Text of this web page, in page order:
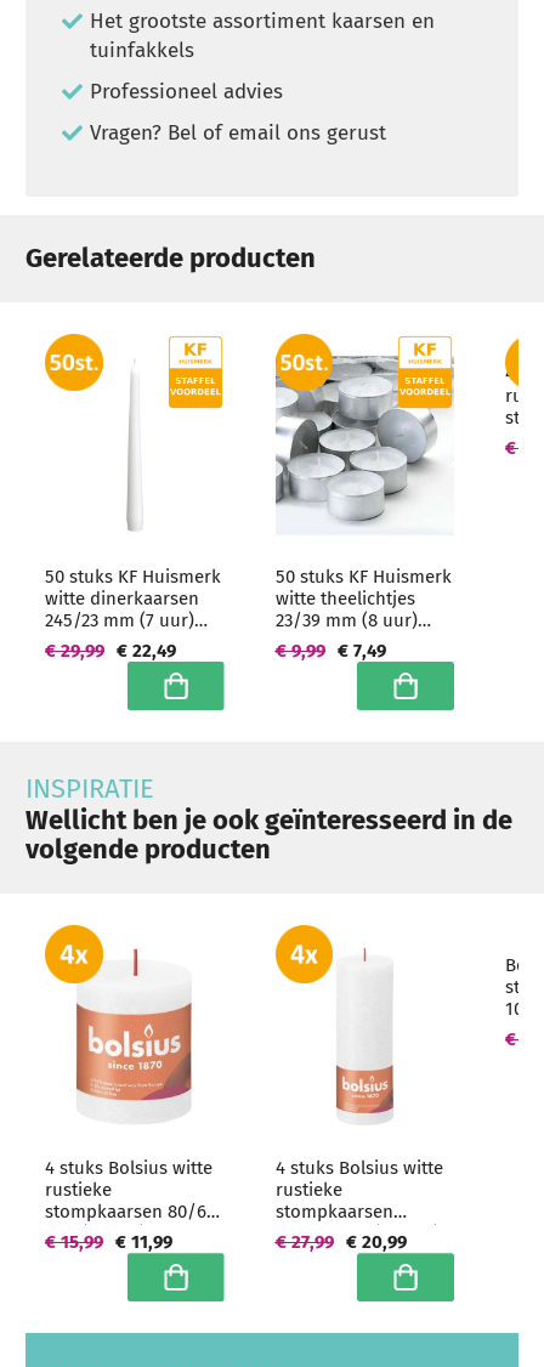
Het grootste assortiment kaarsen en
tuinfakkels
Professioneel advies
Vragen? Bel of email ons gerust
Gerelateerde producten
50 stuks KF Huismerk
witte dinerkaarsen
245/23 mm (7 uur)
Hoogwaardige
horeca kwaliteit -
grootverpakking
€ 22,49
€ 29,99
In winkelwagen
50 stuks KF Huismerk
witte theelichtjes
23/39 mm (8 uur)
Hoogwaardige
horeca kwaliteit
€ 7,49
€ 9,99
In winkelwagen
4
€
Wellicht ben je ook geïnteresseerd in de
volgende producten
INSPIRATIE
4 stuks Bolsius witte
rustieke
stompkaarsen 80/68
mm (35 uur) -
grootverpakking
€ 11,99
€ 15,99
In winkelwagen
4 stuks Bolsius witte
rustieke
stompkaarsen
190/68 mm (85 uur) -
grootverpakking
€ 20,99
€ 27,99
In winkelwagen
€